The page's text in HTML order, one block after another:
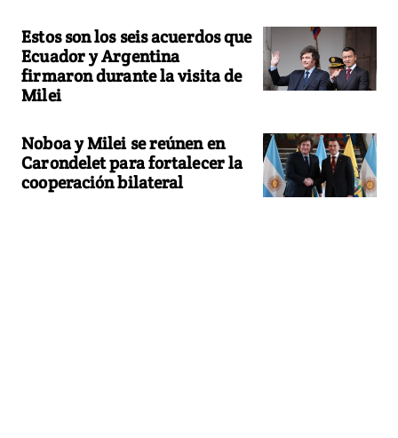
Estos son los seis acuerdos que
Ecuador y Argentina
firmaron durante la visita de
Milei
Noboa y Milei se reúnen en
Carondelet para fortalecer la
cooperación bilateral